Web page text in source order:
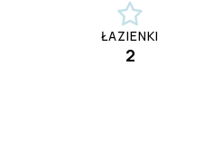
ŁAZIENKI
2